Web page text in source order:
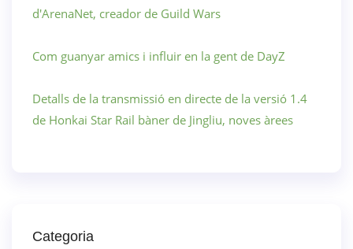
d'ArenaNet, creador de Guild Wars
Com guanyar amics i influir en la gent de DayZ
Detalls de la transmissió en directe de la versió 1.4
de Honkai Star Rail bàner de Jingliu, noves àrees
Categoria